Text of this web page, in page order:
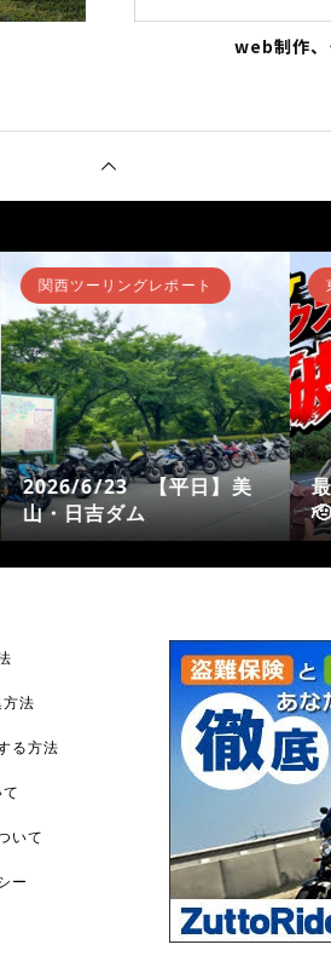
web制作、
関東ツーリングレポート
初・初尽くしで…😁』
関西
峰高原
法
る方法
いて
ー